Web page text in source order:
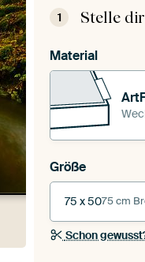
1 Stelle
Material
Größe
75 x 5075 cm
Schon